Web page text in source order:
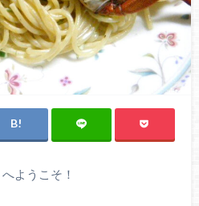
ようこそ！